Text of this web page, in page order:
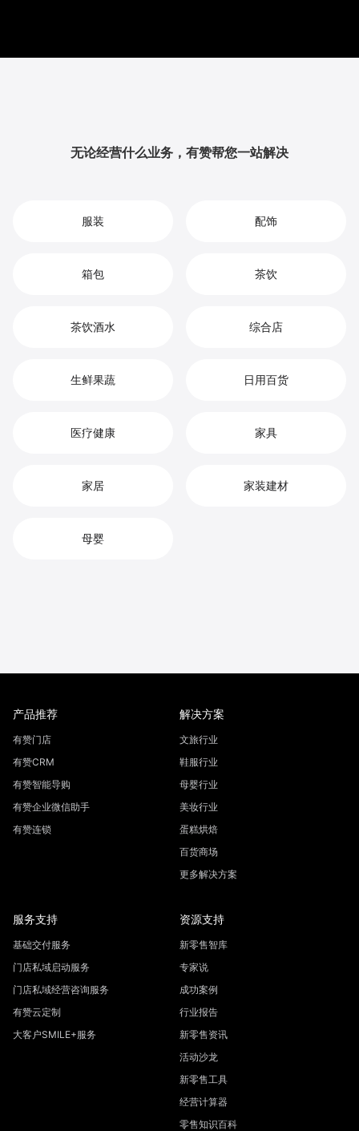
无论经营什么业务，有赞帮您一站解决
服装 配饰
箱包 茶饮
茶饮酒水 综合店
生鲜果蔬 日用百货
医疗健康 家具
家居 家装建材
母婴
产品推荐
有赞门店
有赞CRM
有赞智能导购
有赞企业微信助手
有赞连锁
解决方案
文旅行业
鞋服行业
母婴行业
美妆行业
蛋糕烘焙
百货商场
更多解决方案
服务支持
基础交付服务
门店私域启动服务
门店私域经营咨询服务
有赞云定制
大客户SMILE+服务
资源支持
新零售智库
专家说
成功案例
行业报告
新零售资讯
活动沙龙
新零售工具
经营计算器
零售知识百科